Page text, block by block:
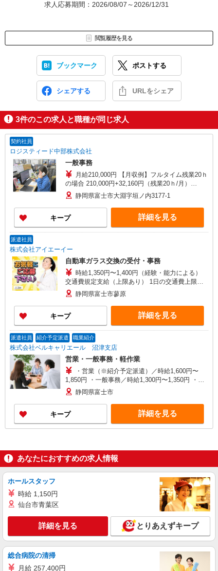
求人応募期間：2026/08/07～2026/12/31
閲覧履歴を見る
ブックマーク ポストする
シェアする URLをシェア
3件のこの求人と職種が同じ求人
契約社員
ロジスティード中部株式会社
一般事務
月給210,000円 【月収例】フルタイム残業20ｈ
の場合 210,000円+32,160円（残業20ｈ/月）
+38,520円(深夜手当120ｈ/月)＝280,680円
静岡県富士市大淵字垣ノ内3177-1
キープ 詳細を見る
派遣社員
株式会社アイエーイー
自動車ガラス交換の受付・事務
時給1,350円〜1,400円（経験・能力による）
交通費規定支給（上限あり） 1日の交通費上限＝
79円×所定労働時間 月末締/翌15日払
静岡県富士市蓼原
キープ 詳細を見る
派遣社員 紹介予定派遣 職業紹介
株式会社ベルキャリエール 沼津支店
営業・一般事務・軽作業
・営業（※紹介予定派遣）／時給1,600円〜
1,850円 ・一般事務／時給1,300円〜1,350円 ・営
業事務／時給1,250円〜 ・梱包・箱詰め／時給
1,250円〜 ※経験・能力による
静岡県富士市
キープ 詳細を見る
あなたにおすすめの求人情報
ホールスタッフ
時給 1,150円
仙台市青葉区
詳細を見る とりあえずキープ
総合病院の清掃
月給 257,400円